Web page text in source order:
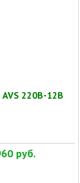
220В-12В
руб.